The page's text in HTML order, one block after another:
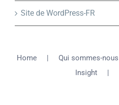
Site de WordPress-FR
Home Qui sommes-nous
Insight